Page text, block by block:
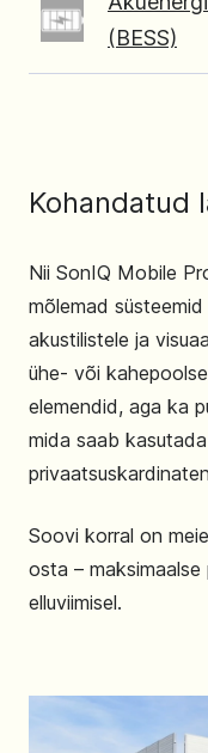
(BESS)
Kohandatud
Nii SonIQ Mobile
mõlemad
akustilistele ja
ühe- või
elemendid, aga ka
mida saab
Soovi korral on
osta –
elluviimisel.